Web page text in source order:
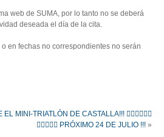
web de SUMA, por lo tanto no se deberá
deseada el día de la cita.
en fechas no correspondientes no serán
EL MINI-TRIATLÓN DE CASTALLA!!! 🏊‍♀🏊‍♂🚴‍♀
🚴🏃‍♂🏃‍♀ PRÓXIMO 24 DE JULIO !!! »